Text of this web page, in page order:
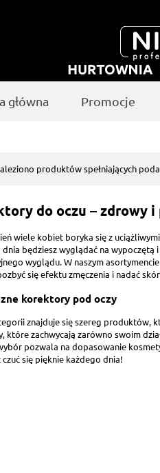
główna Promocje
produktów spełniających
do oczu – zdrowy
wiele kobiet boryka się z
będziesz wyglądać na wypoczętą
wyglądu. W naszym
się efektu zmęczenia i nadać
korektory pod oczy
znajduje się szereg produktów,
które zachwycają zarówno swoim
pozwala na dopasowanie
czuć się pięknie każdego dnia!